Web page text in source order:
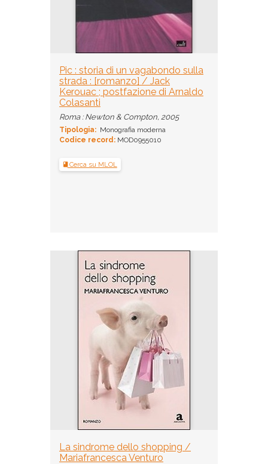
Pic : storia di un vagabondo sulla
strada : [romanzo] / Jack
Kerouac ; postfazione di Arnaldo
Colasanti
Roma : Newton & Compton, 2005
Tipologia: Monografia moderna
Codice record: MOD0955010
Cerca su MLOL
La sindrome dello shopping /
Mariafrancesca Venturo